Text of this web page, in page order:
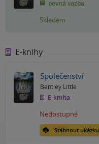
pevná vazba
Skladem
E-knihy
Společenství
Bentley Little
E-kniha
Stáhnout ukázku
Nedostupné